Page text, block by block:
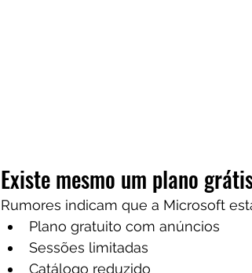
Existe mesmo um plano
Rumores indicam que a Microsoft
Plano gratuito com anúncios
Sessões limitadas
Catálogo reduzido